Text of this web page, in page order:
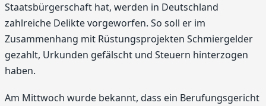
Staatsbürgerschaft hat, werden in Deutschland
zahlreiche Delikte vorgeworfen. So soll er im
Zusammenhang mit Rüstungsprojekten Schmiergelder
gezahlt, Urkunden gefälscht und Steuern hinterzogen
haben.
Am Mittwoch wurde bekannt, dass ein Berufungsgericht